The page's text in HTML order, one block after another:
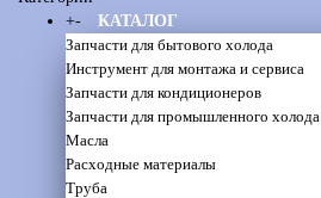
+-
КАТАЛОГ
Запчасти для бытового холода
Инструмент для монтажа и сервиса
Запчасти для кондиционеров
Запчасти для промышленного холода
Масла
Расходные материалы
Труба